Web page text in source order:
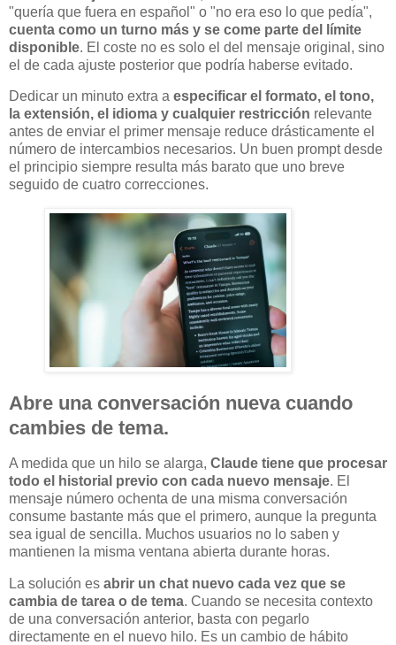
"quería que fuera en español" o "no era eso lo que pedía",
cuenta como un turno más y se come parte del límite
disponible. El coste no es solo el del mensaje original, sino
el de cada ajuste posterior que podría haberse evitado.
Dedicar un minuto extra a especificar el formato, el tono,
la extensión, el idioma y cualquier restricción relevante
antes de enviar el primer mensaje reduce drásticamente el
número de intercambios necesarios. Un buen prompt desde
el principio siempre resulta más barato que uno breve
seguido de cuatro correcciones.
Abre una conversación nueva cuando
cambies de tema.
A medida que un hilo se alarga, Claude tiene que procesar
todo el historial previo con cada nuevo mensaje. El
mensaje número ochenta de una misma conversación
consume bastante más que el primero, aunque la pregunta
sea igual de sencilla. Muchos usuarios no lo saben y
mantienen la misma ventana abierta durante horas.
La solución es abrir un chat nuevo cada vez que se
cambia de tarea o de tema. Cuando se necesita contexto
de una conversación anterior, basta con pegarlo
directamente en el nuevo hilo. Es un cambio de hábito